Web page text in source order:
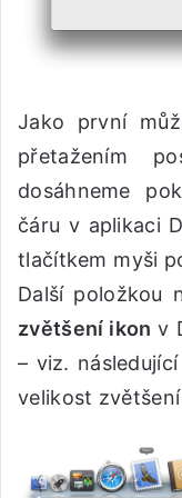
Jako první
přetažením
dosáhneme
čáru v aplikaci
tlačítkem myši
Další položkou
zvětšení ikon v
– viz.
velikost